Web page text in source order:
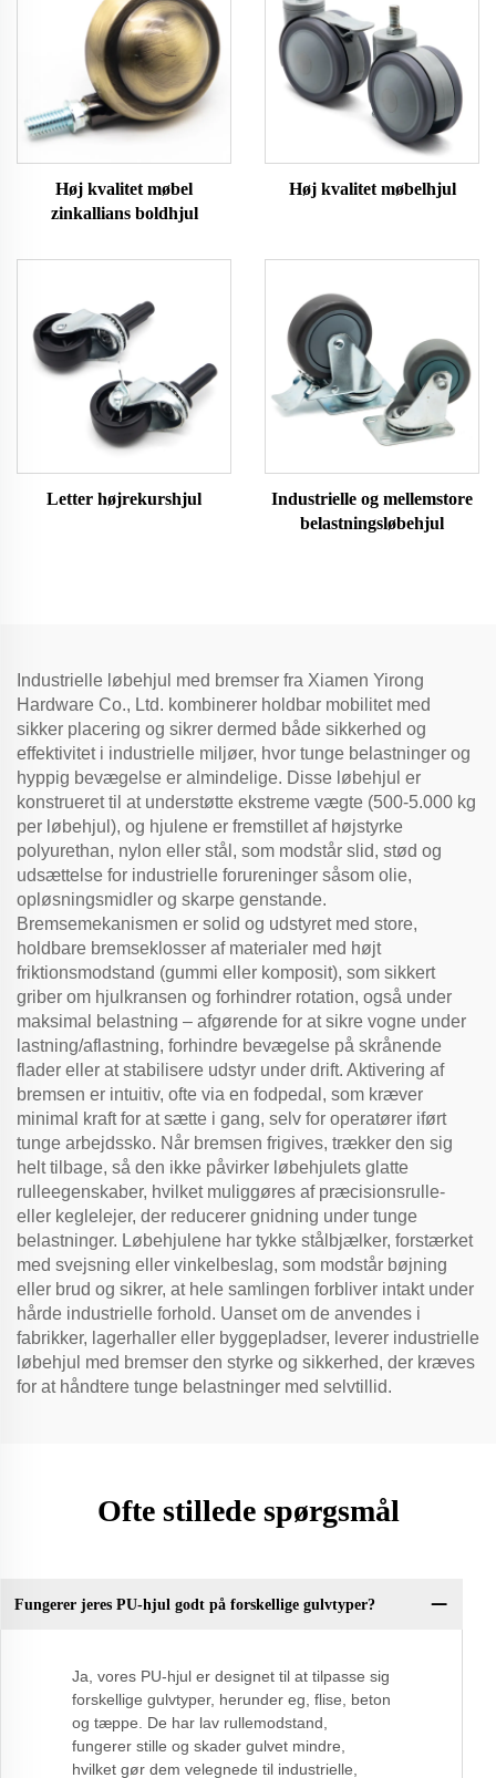
Høj kvalitet møbel
zinkallians boldhjul
Høj kvalitet møbelhjul
Letter højrekurshjul
Industrielle og mellemstore
belastningsløbehjul
Industrielle løbehjul med bremser fra Xiamen Yirong
Hardware Co., Ltd. kombinerer holdbar mobilitet med
sikker placering og sikrer dermed både sikkerhed og
effektivitet i industrielle miljøer, hvor tunge belastninger og
hyppig bevægelse er almindelige. Disse løbehjul er
konstrueret til at understøtte ekstreme vægte (500-5.000 kg
per løbehjul), og hjulene er fremstillet af højstyrke
polyurethan, nylon eller stål, som modstår slid, stød og
udsættelse for industrielle forureninger såsom olie,
opløsningsmidler og skarpe genstande.
Bremsemekanismen er solid og udstyret med store,
holdbare bremseklosser af materialer med højt
friktionsmodstand (gummi eller komposit), som sikkert
griber om hjulkransen og forhindrer rotation, også under
maksimal belastning – afgørende for at sikre vogne under
lastning/aflastning, forhindre bevægelse på skrånende
flader eller at stabilisere udstyr under drift. Aktivering af
bremsen er intuitiv, ofte via en fodpedal, som kræver
minimal kraft for at sætte i gang, selv for operatører iført
tunge arbejdssko. Når bremsen frigives, trækker den sig
helt tilbage, så den ikke påvirker løbehjulets glatte
rulleegenskaber, hvilket muliggøres af præcisionsrulle-
eller keglelejer, der reducerer gnidning under tunge
belastninger. Løbehjulene har tykke stålbjælker, forstærket
med svejsning eller vinkelbeslag, som modstår bøjning
eller brud og sikrer, at hele samlingen forbliver intakt under
hårde industrielle forhold. Uanset om de anvendes i
fabrikker, lagerhaller eller byggepladser, leverer industrielle
løbehjul med bremser den styrke og sikkerhed, der kræves
for at håndtere tunge belastninger med selvtillid.
Ofte stillede spørgsmål
Fungerer jeres PU-hjul godt på forskellige gulvtyper?
Ja, vores PU-hjul er designet til at tilpasse sig
forskellige gulvtyper, herunder eg, flise, beton
og tæppe. De har lav rullemodstand,
fungerer stille og skader gulvet mindre,
hvilket gør dem velegnede til industrielle,